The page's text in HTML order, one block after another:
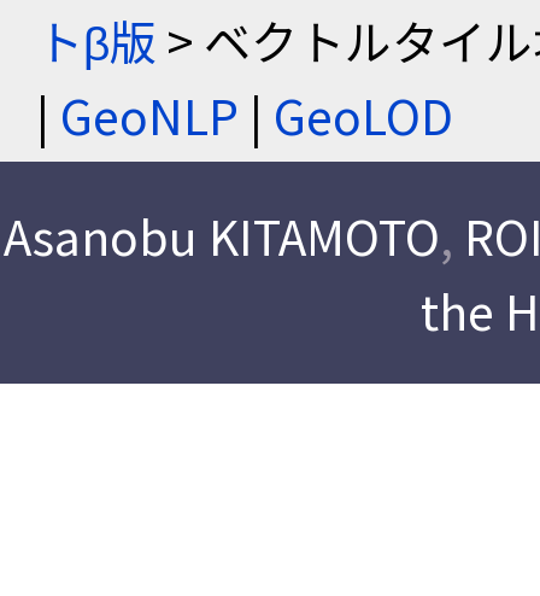
トβ版 > ベクトルタイ
| GeoNLP | GeoLOD
Asanobu KITAMOTO,
the